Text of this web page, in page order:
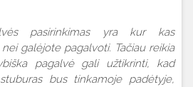
pasirinkimas yra kur kas
galėjote pagalvoti. Tačiau reikia
pagalvė gali užtikrinti, kad
bus tinkamoje padėtyje,